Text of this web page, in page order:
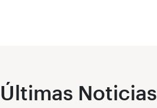
Últimas Noticias